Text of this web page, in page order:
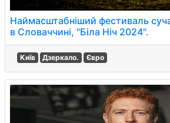
Наймасштабніший фестиваль
в Словаччині, "Біла Ніч 2024".
Київ Дзеркало. Євро